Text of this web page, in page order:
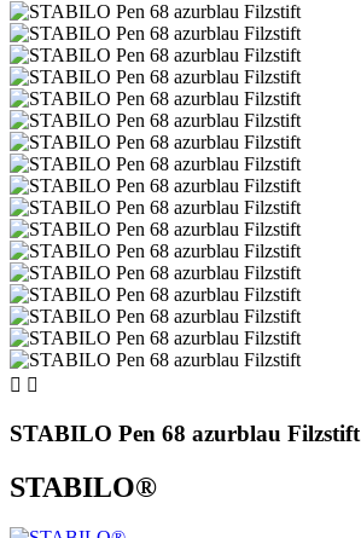
 
STABILO Pen 68 azurblau Filzstift
STABILO®